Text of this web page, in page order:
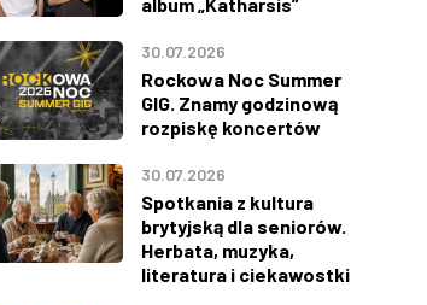
ŚRODA
12
CZWARTEK
13
SIERPNIA
30.07.2026
Rockowa Noc Summer
GIG. Znamy godzinową
rozpiskę koncertów
30.07.2026
Spotkania z kultura
brytyjską dla seniorów.
Herbata, muzyka,
literatura i ciekawostki